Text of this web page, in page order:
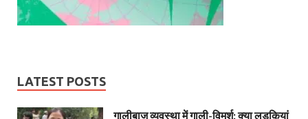
LATEST POSTS
गालीबाज व्‍यवस्‍था में गाली-विमर्श: क्या लड़कियां